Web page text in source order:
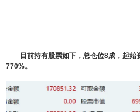
目前持有股票如下，总仓位8成，起
770%。